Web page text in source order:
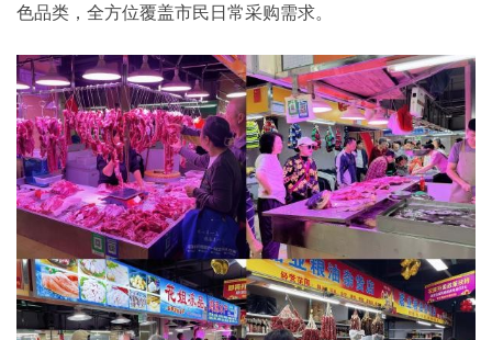
色品类，全方位覆盖市民日常采购需求。